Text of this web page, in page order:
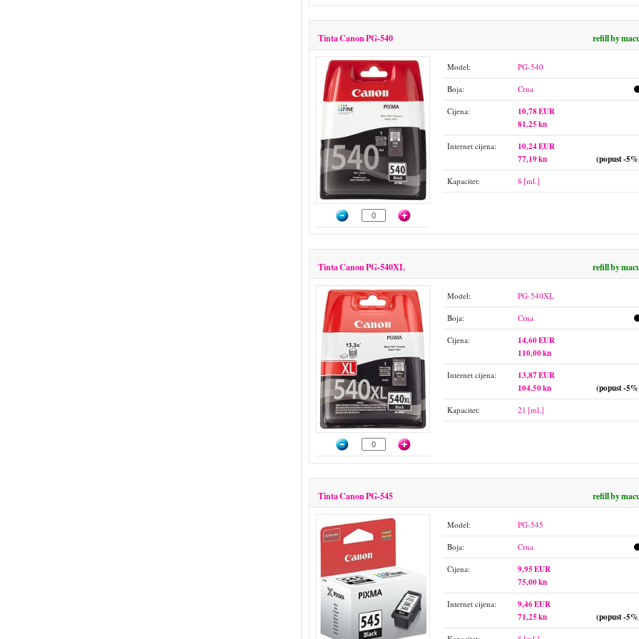
Tinta Canon PG-540 refill by
Model: PG-540
Boja: Crna
Cijena:
10,78 EUR
81,25 kn
Internet cijena:
10,24 EUR
77,19 kn
(popust -
Kapacitet: 8 [ml.]
Tinta Canon PG-540XL refill by
Model: PG-540XL
Boja: Crna
Cijena:
14,60 EUR
110,00 kn
Internet cijena:
13,87 EUR
104,50 kn
(popust -
Kapacitet: 21 [ml.]
Tinta Canon PG-545 refill by
Model: PG-545
Boja: Crna
Cijena:
9,95 EUR
75,00 kn
Internet cijena:
9,46 EUR
71,25 kn
(popust -